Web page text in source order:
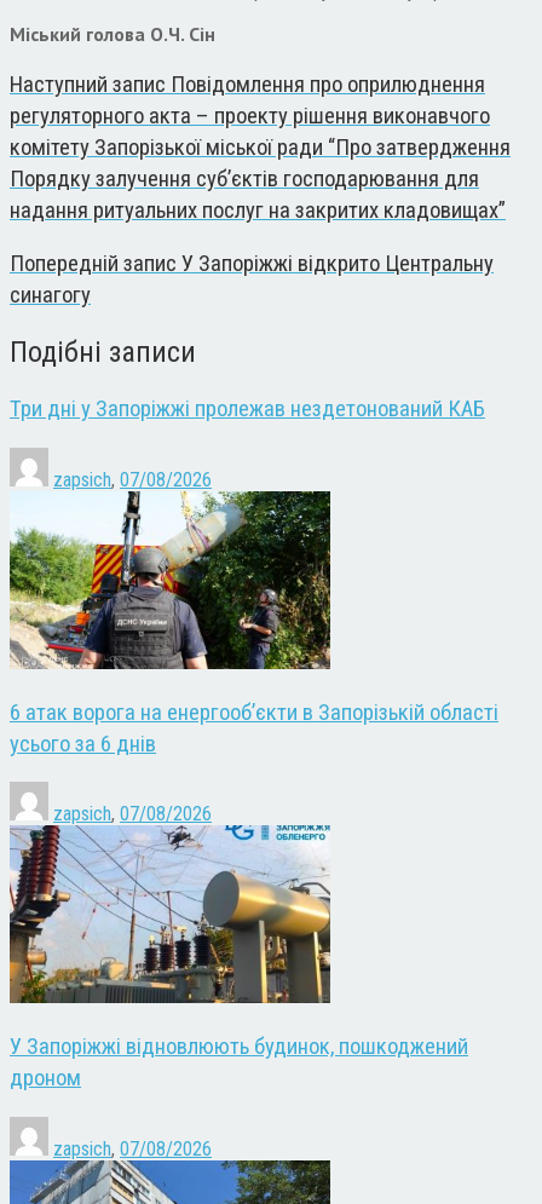
Міський голова О.Ч. Сін
Наступний запис Повідомлення про оприлюднення
регуляторного акта – проекту рішення виконавчого
комітету Запорізької міської ради “Про затвердження
Порядку залучення суб’єктів господарювання для
надання ритуальних послуг на закритих кладовищах”
Попередній запис У Запоріжжі відкрито Центральну
синагогу
Подібні записи
Три дні у Запоріжжі пролежав нездетонований КАБ
zapsich, 07/08/2026
6 атак ворога на енергооб’єкти в Запорізькій області
усього за 6 днів
zapsich, 07/08/2026
У Запоріжжі відновлюють будинок, пошкоджений
дроном
zapsich, 07/08/2026